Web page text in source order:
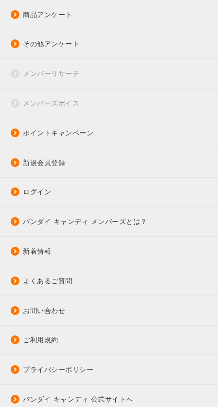
商品アンケート
その他アンケート
メンバーリサーチ
メンバーズボイス
ポイントキャンペーン
新規会員登録
ログイン
バンダイ キャンディ メンバーズとは？
新着情報
よくあるご質問
お問い合わせ
ご利用規約
プライバシーポリシー
バンダイ キャンディ 公式サイトへ